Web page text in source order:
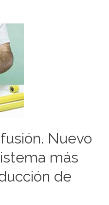
Nuevo
más
de